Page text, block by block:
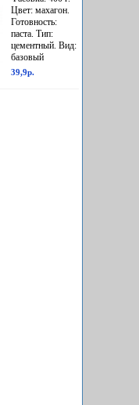
Цвет: махагон.
Готовность:
паста. Тип:
цементный. Вид:
базовый
39,9р.